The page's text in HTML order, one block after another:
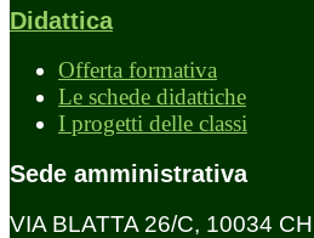
Didattica
Offerta formativa
Le schede didattiche
I progetti delle classi
Sede amministrativa
VIA BLATTA 26/C, 10034